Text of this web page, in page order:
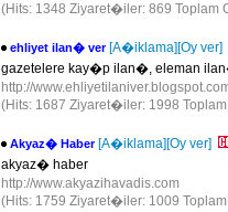
(Hits: 1348 Ziyaret�iler: 869 Toplam
ehliyet ilan� ver [A�iklama][Oy ver]
gazetelere kay�p ilan�, eleman
http://
(Hits: 1687 Ziyaret�iler: 1998
Akyaz� Haber [A�iklama][Oy ver]
akyaz� haber
http://www.akyazihavadis.com
(Hits: 1759 Ziyaret�iler: 1009